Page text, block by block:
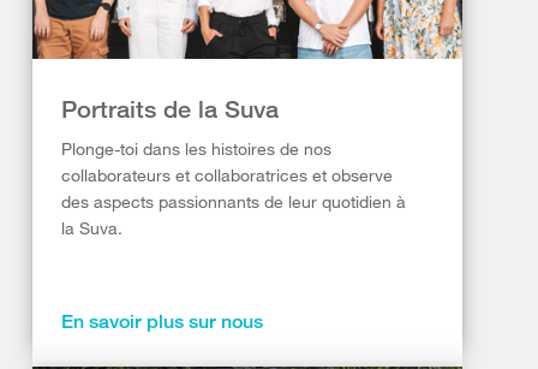
Portraits de la Suva
Plonge-toi dans les histoires de nos
collaborateurs et collaboratrices et observe
des aspects passionnants de leur quotidien à
la Suva.
En savoir plus sur nous